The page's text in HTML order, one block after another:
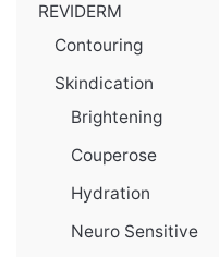
REVIDERM
Contouring
Skindication
Brightening
Couperose
Hydration
Neuro Sensitive